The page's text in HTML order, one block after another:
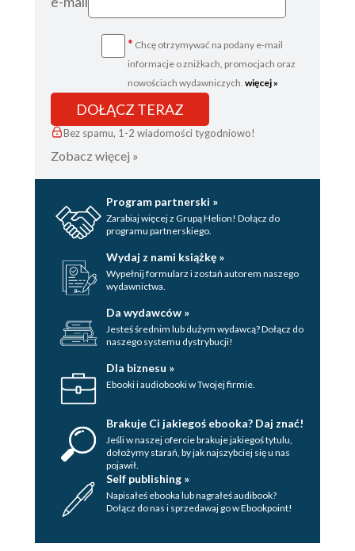
Rozdział 49
Rozdział 50
Rozdział 51
Rozdział 52
Epilog
Posłowie
* Chcę otrzymywać na podany e-mail
informacje o zniżkach, promocjach oraz
nowościach wydawniczych. więcej »
DOŁĄCZ TERAZ
Bez spamu, 1-2 wiadomości tygodniowo!
Zobacz więcej »
Program partnerski »
Zarabiaj więcej z Grupą Helion! Dołącz do
programu partnerskiego.
Wydaj z nami książkę »
Wypełnij formularz i zostań autorem naszego
wydawnictwa.
Da wydawców »
Jesteś średnim lub dużym wydawcą? Dołącz do
naszego systemu dystrybucji!
Dla biznesu »
Ebooki i audiobooki w Twojej firmie.
Brakuje Ci jakiegoś ebooka? Daj znać!
Jeśli w naszej ofercie brakuje jakiegoś tytulu,
dołożymy starań, by jak najszybciej się u nas
pojawił.
Self publishing »
Napisałeś ebooka lub nagrałeś audibook?
Dołącz do nas i sprzedawaj go w Ebookpoint!